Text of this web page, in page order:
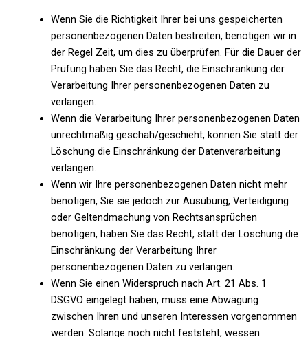
Wenn Sie die Richtigkeit Ihrer bei uns gespeicherten
personenbezogenen Daten bestreiten, benötigen wir in
der Regel Zeit, um dies zu überprüfen. Für die Dauer der
Prüfung haben Sie das Recht, die Einschränkung der
Verarbeitung Ihrer personenbezogenen Daten zu
verlangen.
Wenn die Verarbeitung Ihrer personenbezogenen Daten
unrechtmäßig geschah/geschieht, können Sie statt der
Löschung die Einschränkung der Datenverarbeitung
verlangen.
Wenn wir Ihre personenbezogenen Daten nicht mehr
benötigen, Sie sie jedoch zur Ausübung, Verteidigung
oder Geltendmachung von Rechtsansprüchen
benötigen, haben Sie das Recht, statt der Löschung die
Einschränkung der Verarbeitung Ihrer
personenbezogenen Daten zu verlangen.
Wenn Sie einen Widerspruch nach Art. 21 Abs. 1
DSGVO eingelegt haben, muss eine Abwägung
zwischen Ihren und unseren Interessen vorgenommen
werden. Solange noch nicht feststeht, wessen